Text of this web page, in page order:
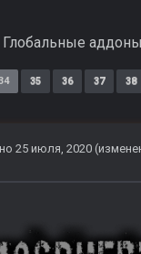
Глобальные
35 36 37 38
25 июля, 2020